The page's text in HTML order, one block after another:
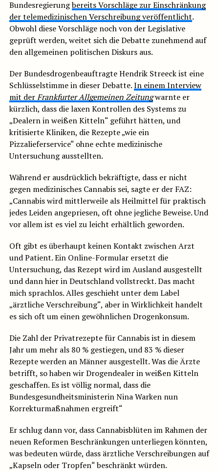
Bundesregierungbereits Vorschläge zur Einschränkung
der telemedizinischen Verschreibung veröffentlicht.
Obwohl diese Vorschläge noch von der Legislative
geprüft werden, weitet sich die Debatte zunehmend auf
den allgemeinen politischen Diskurs aus.
Der Bundesdrogenbeauftragte Hendrik Streeck ist eine
Schlüsselstimme in dieser Debatte.In einem Interview
mit derFrankfurter Allgemeinen Zeitungwarnte er
kürzlich, dass die laxen Kontrollen des Systems zu
„Dealern in weißen Kitteln“ geführt hätten, und
kritisierte Kliniken, die Rezepte „wie ein
Pizzalieferservice“ ohne echte medizinische
Untersuchung ausstellten.
Während er ausdrücklich bekräftigte, dass er nicht
gegen medizinisches Cannabis sei, sagte er der FAZ:
„Cannabis wird mittlerweile als Heilmittel für praktisch
jedes Leiden angepriesen, oft ohne jegliche Beweise. Und
vor allem ist es viel zu leicht erhältlich geworden.
Oft gibt es überhaupt keinen Kontakt zwischen Arzt
und Patient. Ein Online-Formular ersetzt die
Untersuchung, das Rezept wird im Ausland ausgestellt
und dann hier in Deutschland vollstreckt. Das macht
mich sprachlos. Alles geschieht unter dem Label
„ärztliche Verschreibung“, aber in Wirklichkeit handelt
es sich oft um einen gewöhnlichen Drogenkonsum.
Die Zahl der Privatrezepte für Cannabis ist in diesem
Jahr um mehr als 80 % gestiegen, und 83 % dieser
Rezepte werden an Männer ausgestellt. Was die Ärzte
betrifft, so haben wir Drogendealer in weißen Kitteln
geschaffen. Es ist völlig normal, dass die
Bundesgesundheitsministerin Nina Warken nun
Korrekturmaßnahmen ergreift“
Er schlug dann vor, dass Cannabisblüten im Rahmen der
neuen Reformen Beschränkungen unterliegen könnten,
was bedeuten würde, dass ärztliche Verschreibungen auf
„Kapseln oder Tropfen“ beschränkt würden.